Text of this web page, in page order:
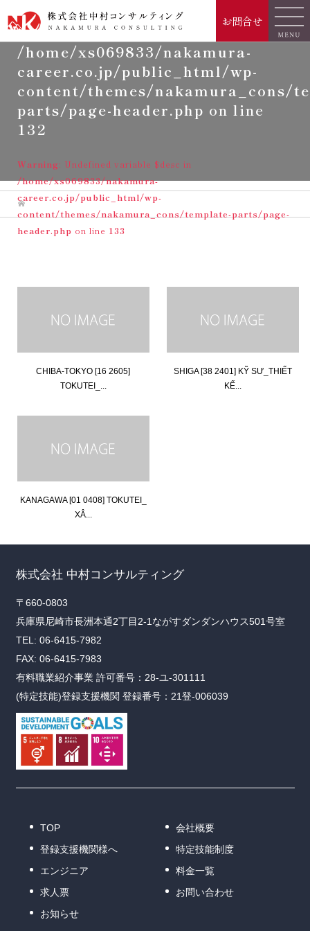
お問合せ
Warning: Undefined variable
$catchphrase in
/home/xs069833/nakamura-
career.co.jp/public_html/wp-
content/themes/nakamura_cons/
parts/page-header.php on line
132
Warning: Undefined variable $desc in
/home/xs069833/nakamura-
career.co.jp/public_html/wp-
content/themes/nakamura_cons/template-parts/page-
header.php on line 133
CHIBA-TOKYO [16 2605]
TOKUTEI_...
SHIGA [38 2401] KỸ SƯ_THIẾT
KẾ...
KANAGAWA [01 0408] TOKUTEI_
XÂ...
株式会社 中村コンサルティング
〒660-0803
兵庫県尼崎市長洲本通2丁目2-1ながすダンダンハウス501号室
TEL: 06-6415-7982
FAX: 06-6415-7983
有料職業紹介事業 許可番号：28-ユ-301111
(特定技能)登録支援機関 登録番号：21登-006039
TOP 会社概要
登録支援機関様へ 特定技能制度
エンジニア 料金一覧
求人票 お問い合わせ
お知らせ